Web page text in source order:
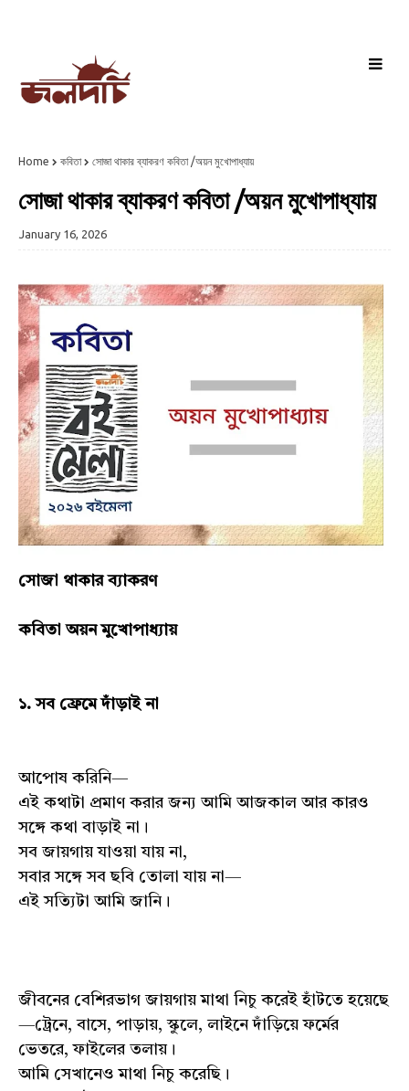
Home কবিতা সোজা থাকার ব্যাকরণ কবিতা /অয়ন মুখোপাধ্যায়
সোজা থাকার ব্যাকরণ কবিতা /অয়ন মুখোপাধ্যায়
January 16, 2026
সোজা থাকার ব্যাকরণ
কবিতা অয়ন মুখোপাধ্যায়
১. সব ফ্রেমে দাঁড়াই না
আপোষ করিনি—
এই কথাটা প্রমাণ করার জন্য আমি আজকাল আর কারও
সঙ্গে কথা বাড়াই না।
সব জায়গায় যাওয়া যায় না,
সবার সঙ্গে সব ছবি তোলা যায় না—
এই সত্যিটা আমি জানি।
জীবনের বেশিরভাগ জায়গায় মাথা নিচু করেই হাঁটতে হয়েছে
—ট্রেনে, বাসে, পাড়ায়, স্কুলে, লাইনে দাঁড়িয়ে ফর্মের
ভেতরে, ফাইলের তলায়।
আমি সেখানেও মাথা নিচু করেছি।